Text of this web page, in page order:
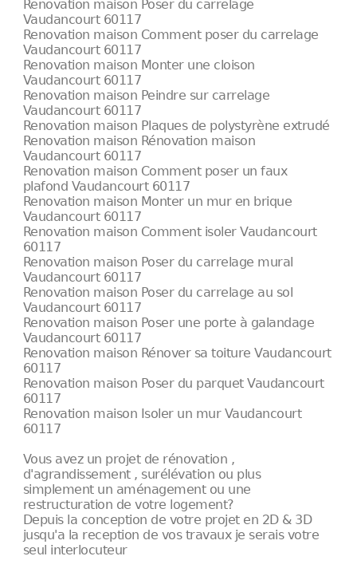
Renovation maison Poser du carrelage
Vaudancourt 60117
Renovation maison Comment poser du carrelage
Vaudancourt 60117
Renovation maison Monter une cloison
Vaudancourt 60117
Renovation maison Peindre sur carrelage
Vaudancourt 60117
Renovation maison Plaques de polystyrène extrudé
Renovation maison Rénovation maison
Vaudancourt 60117
Renovation maison Comment poser un faux
plafond Vaudancourt 60117
Renovation maison Monter un mur en brique
Vaudancourt 60117
Renovation maison Comment isoler Vaudancourt
60117
Renovation maison Poser du carrelage mural
Vaudancourt 60117
Renovation maison Poser du carrelage au sol
Vaudancourt 60117
Renovation maison Poser une porte à galandage
Vaudancourt 60117
Renovation maison Rénover sa toiture Vaudancourt
60117
Renovation maison Poser du parquet Vaudancourt
60117
Renovation maison Isoler un mur Vaudancourt
60117
Vous avez un projet de rénovation ,
d'agrandissement , surélévation ou plus
simplement un aménagement ou une
restructuration de votre logement?
Depuis la conception de votre projet en 2D & 3D
jusqu'a la reception de vos travaux je serais votre
seul interlocuteur